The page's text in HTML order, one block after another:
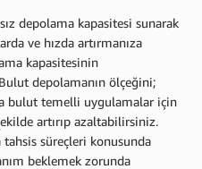
depolama kapasitesi sunarak
ve hızda artırmanıza
kapasitesinin
Bulut depolamanın ölçeğini;
bulut temelli uygulamalar için
artırıp azaltabilirsiniz.
tahsis süreçleri konusunda
beklemek zorunda